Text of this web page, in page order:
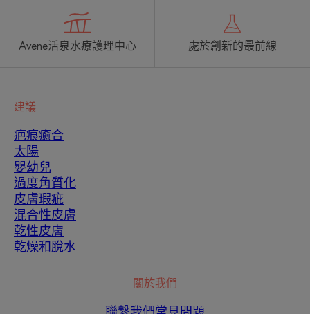
Avene活泉水療護理中心 處於創新的最前線
建議
疤痕癒合
太陽
嬰幼兒
過度角質化
皮膚瑕疵
混合性皮膚
乾性皮膚
乾燥和脫水
關於我們